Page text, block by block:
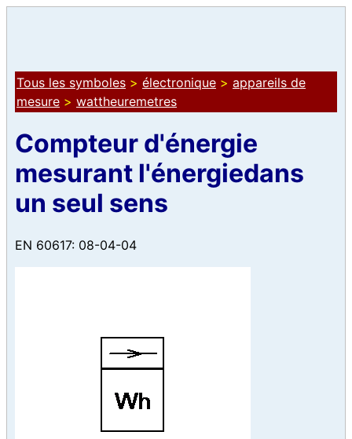
Tous les symboles > électronique > appareils de
mesure > wattheuremetres
Compteur d'énergie
mesurant l'énergiedans
un seul sens
EN 60617: 08-04-04